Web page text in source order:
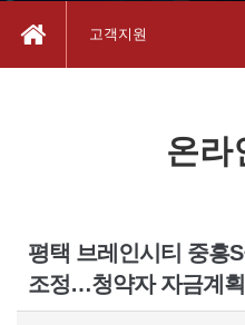
고객지원
온라
평택 브레인시티 중흥
조정…청약자 자금계